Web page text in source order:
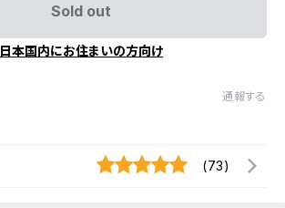
Sold out
日本国内にお住まいの方向け
通報する
(73)